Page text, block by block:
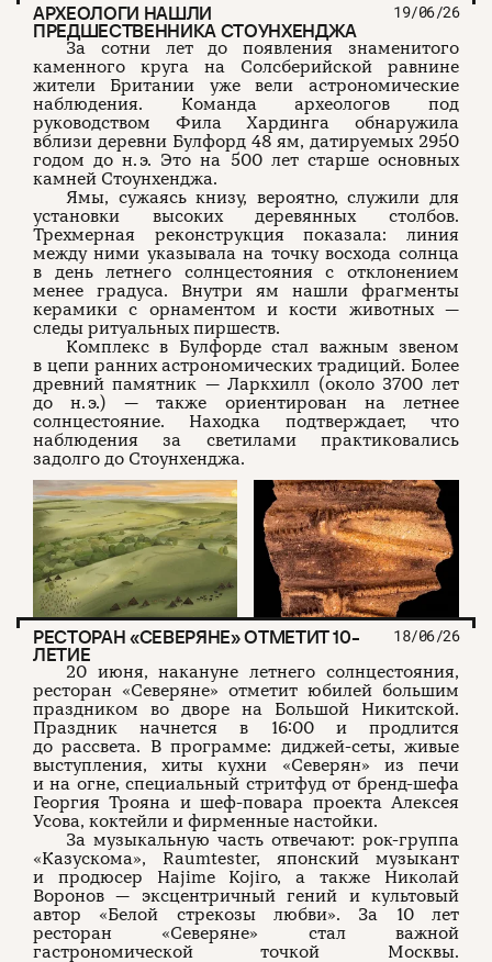
АРХЕОЛОГИ НАШЛИ
ПРЕДШЕСТВЕННИКА СТОУНХЕНДЖА
19/06/26
За сотни лет до появления знаменитого
каменного круга на Солсберийской равнине
жители Британии уже вели астрономические
наблюдения. Команда археологов под
руководством Фила Хардинга обнаружила
вблизи деревни Булфорд 48 ям, датируемых 2950
годом до н. э. Это на 500 лет старше основных
камней Стоунхенджа.
Ямы, сужаясь книзу, вероятно, служили для
установки высоких деревянных столбов.
Трехмерная реконструкция показала: линия
между ними указывала на точку восхода солнца
в день летнего солнцестояния с отклонением
менее градуса. Внутри ям нашли фрагменты
керамики с орнаментом и кости животных —
следы ритуальных пиршеств.
Комплекс в Булфорде стал важным звеном
в цепи ранних астрономических традиций. Более
древний памятник — Ларкхилл (около 3700 лет
до н. э.) — также ориентирован на летнее
солнцестояние. Находка подтверждает, что
наблюдения за светилами практиковались
задолго до Стоунхенджа.
РЕСТОРАН «СЕВЕРЯНЕ» ОТМЕТИТ 10-
ЛЕТИЕ
18/06/26
20 июня, накануне летнего солнцестояния,
ресторан «Северяне» отметит юбилей большим
праздником во дворе на Большой Никитской.
Праздник начнется в 16:00 и продлится
до рассвета. В программе: диджей-сеты, живые
выступления, хиты кухни «Северян» из печи
и на огне, специальный стритфуд от бренд-шефа
Георгия Трояна и шеф-повара проекта Алексея
Усова, коктейли и фирменные настойки.
За музыкальную часть отвечают: рок-группа
«Казускома», Raumtester, японский музыкант
и продюсер Hajime Kojiro, а также Николай
Воронов — эксцентричный гений и культовый
автор «Белой стрекозы любви». За 10 лет
ресторан «Северяне» стал важной
гастрономической точкой Москвы.